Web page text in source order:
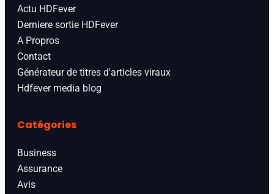
Actu HDFever
Derniere sortie HDFever
A Propros
Contact
Générateur de titres d'articles viraux
Hdfever media blog
Catégories
Business
Assurance
Avis